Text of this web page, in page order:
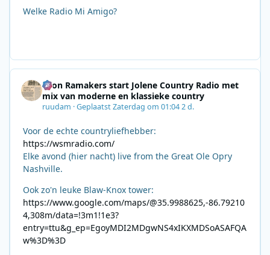
Welke Radio Mi Amigo?
Leon Ramakers start Jolene Country Radio met
mix van moderne en klassieke country
ruudam ·GeplaatstZaterdag om 01:042 d.
Voor de echte countryliefhebber:
https://wsmradio.com/
Elke avond (hier nacht) live from the Great Ole Opry
Nashville.
Ook zo'n leuke Blaw-Knox tower:
https://www.google.com/maps/@35.9988625,-86.79210
4,308m/data=!3m1!1e3?
entry=ttu&g_ep=EgoyMDI2MDgwNS4xIKXMDSoASAFQA
w%3D%3D